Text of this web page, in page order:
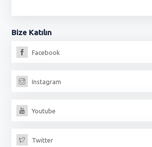
Bize Katılın
Facebook
Instagram
Youtube
Twitter